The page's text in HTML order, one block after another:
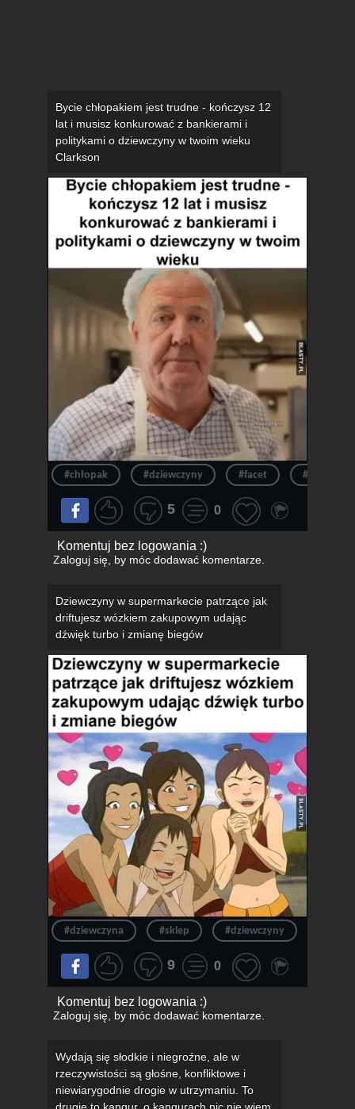
Bycie chłopakiem jest trudne - kończysz 12
lat i musisz konkurować z bankierami i
politykami o dziewczyny w twoim wieku
Clarkson
#chłopak #dziewczyny #facet
5 0
Komentuj bez logowania :)
Zaloguj się, by móc dodawać komentarze.
Dziewczyny w supermarkecie patrzące jak
driftujesz wózkiem zakupowym udając
dźwięk turbo i zmianę biegów
#dziewczyna #sklep #dziewczyny
9 0
Komentuj bez logowania :)
Zaloguj się, by móc dodawać komentarze.
Wydają się słodkie i niegroźne, ale w
rzeczywistości są głośne, konfliktowe i
niewiarygodnie drogie w utrzymaniu. To
drugie to kangur, o kangurach nic nie wiem